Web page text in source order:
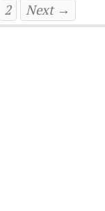
2 Next →